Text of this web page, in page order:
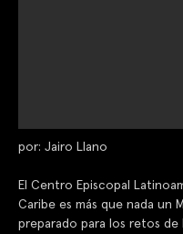
por: Jairo Llano
El Centro Episcopal
Caribe es más que nada un
preparado para los retos de